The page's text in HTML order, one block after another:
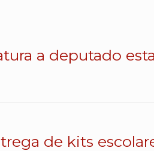
a deputado
de kits